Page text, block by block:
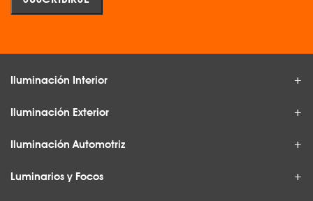
Iluminación Interior
Iluminación Exterior
Iluminación Automotriz
Luminarios y Focos